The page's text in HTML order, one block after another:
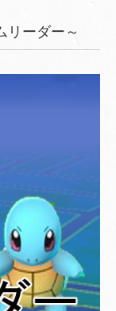
リーダー～